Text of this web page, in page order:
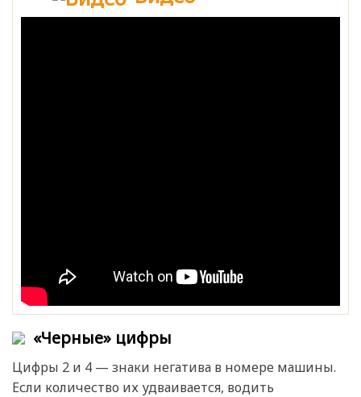
«Черные» цифры
Цифры 2 и 4 — знаки негатива в номере машины.
Если количество их удваивается, водить